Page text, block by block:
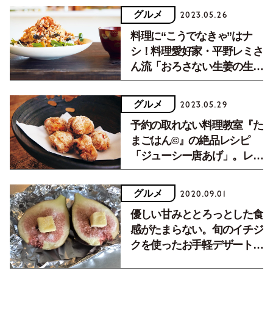
グルメ 2023.05.26
料理に“こうでなきゃ”はナ
シ！料理愛好家・平野レミさ
ん流「おろさない生姜の生姜
焼き」の作り方
グルメ 2023.05.29
予約の取れない料理教室『た
まごはん©』の絶品レシピ
「ジューシー唐あげ」。レシ
ピ動画も公開！
グルメ 2020.09.01
優しい甘みととろっとした食
感がたまらない。旬のイチジ
クを使ったお手軽デザートを